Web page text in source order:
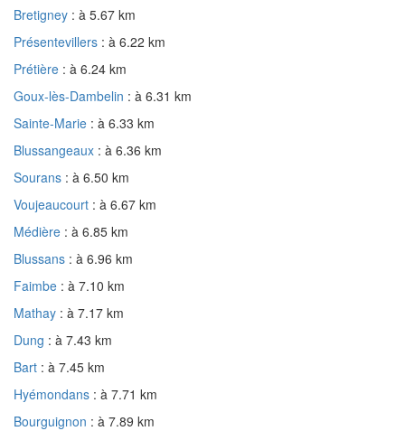
Bretigney : à 5.67 km
Présentevillers : à 6.22 km
Prétière : à 6.24 km
Goux-lès-Dambelin : à 6.31 km
Sainte-Marie : à 6.33 km
Blussangeaux : à 6.36 km
Sourans : à 6.50 km
Voujeaucourt : à 6.67 km
Médière : à 6.85 km
Blussans : à 6.96 km
Faimbe : à 7.10 km
Mathay : à 7.17 km
Dung : à 7.43 km
Bart : à 7.45 km
Hyémondans : à 7.71 km
Bourguignon : à 7.89 km